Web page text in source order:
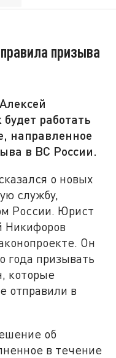
призыва
работать
направленное
в ВС России.
о новых
службу,
России. Юрист
Никифоров
Он
года призывать
которые
отправили в
об
в течение